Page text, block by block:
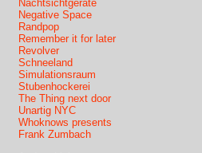
Nachtsichtgeräte
Negative Space
Randpop
Remember it for later
Revolver
Schneeland
Simulationsraum
Stubenhockerei
The Thing next door
Unartig NYC
Whoknows presents
Frank Zumbach